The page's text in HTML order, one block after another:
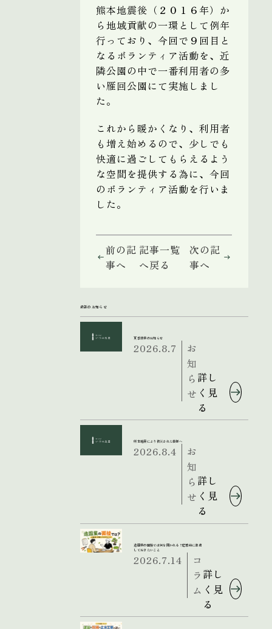
熊本地震後（２０１６年）か
ら地域貢献の一環として例年
行っており、今回で９回目と
なるボランティア活動を、近
隣公園の中で一番利用者の多
い雁回公園にて実施しまし
た。
これから暖かくなり、利用者
も増え始めるので、少しでも
快適に過ごしてもらえるよう
な空間を提供する為に、今回
のボランティア活動を行いま
した。
前の記
事へ
記事一覧
へ戻る
次の記
事へ
最新のお知らせ
夏季休業のお知らせ
2026.8.7
お
知
ら
せ
詳し
く見
る
熊本地震により被災された皆様へ
2026.8.4
お
知
ら
せ
詳し
く見
る
造園業の面接では何を聞かれる？応募前に準備
しておきたいこと
2026.7.14
コ
ラ
ム
詳し
く見
る